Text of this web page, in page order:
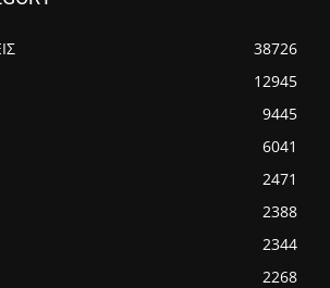
38726
12945
9445
6041
2471
2388
2344
2268